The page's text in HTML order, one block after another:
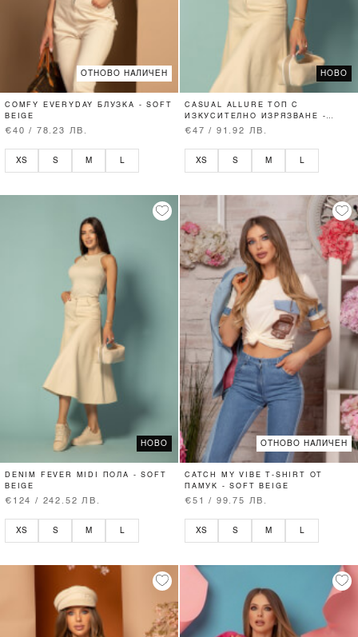
ОТНОВО НАЛИЧЕН
COMFY EVERYDAY БЛУЗКА - SOFT
BEIGE
€40 / 78.23 ЛВ.
XS S M L
НОВО
CASUAL ALLURE ТОП С
ИЗКУСИТЕЛНО ИЗРЯЗВАНЕ -
SOFT BEIGE
€47 / 91.92 ЛВ.
XS S M L
НОВО
DENIM FEVER MIDI ПОЛА - SOFT
BEIGE
€124 / 242.52 ЛВ.
XS S M
ОТНОВО НАЛИЧЕН
CATCH MY VIBE T-SHIRT ОТ
ПАМУК - SOFT BEIGE
€51 / 99.75 ЛВ.
XS S M